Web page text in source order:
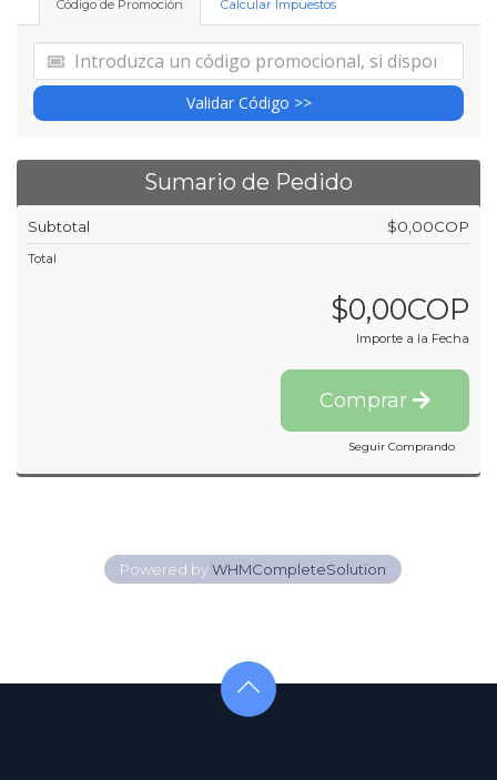
Código de Promoción Calcular Impuestos
Validar Código >>
Sumario de Pedido
Subtotal $0,00COP
Total
$0,00COP
Importe a la Fecha
Comprar
Seguir Comprando
Powered byWHMCompleteSolution